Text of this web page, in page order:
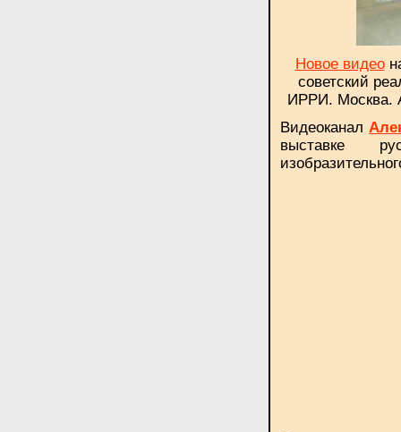
Новое видео
советский
ИРРИ. Москва.
Видеоканал
выставке